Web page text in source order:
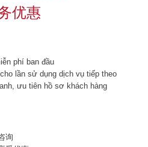
优惠
phí ban đầu
lần sử dụng dịch vụ tiếp theo
ưu tiên hồ sơ khách hàng
询